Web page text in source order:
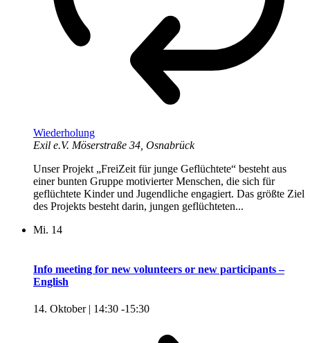
Wiederholung
Exil e.V. Möserstraße 34, Osnabrück
Unser Projekt „FreiZeit für junge Geflüchtete“ besteht aus
einer bunten Gruppe motivierter Menschen, die sich für
geflüchtete Kinder und Jugendliche engagiert. Das größte Ziel
des Projekts besteht darin, jungen geflüchteten...
Mi. 14
Info meeting for new volunteers or new participants –
English
14. Oktober | 14:30 -15:30